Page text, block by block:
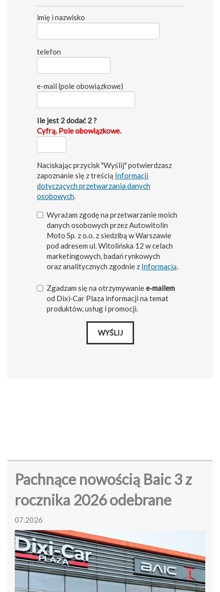
imię i nazwisko
telefon
e-mail (pole obowiązkowe)
Ile jest 2 dodać 2 ?
Cyfrą. Pole obowiązkowe.
Naciskając przycisk "Wyślij" potwierdzasz
zapoznanie się z treścią Informacji
dotyczących przetwarzania danych
osobowych.
Wyrażam zgodę na przetwarzanie moich
danych osobowych przez Autowitolin
Moto Sp. z o.o. z siedzibą w Warszawie
pod adresem ul. Witolińska 12 w celach
marketingowych, badań rynkowych
oraz analitycznych zgodnie z Informacją.
Zgadzam się na otrzymywaniee‑mailem
od Dixi‑Car Plaza informacji na temat
produktów, usług i promocji.
Pachnące nowością Baic 3 z
rocznika 2026 odebrane
07.2026